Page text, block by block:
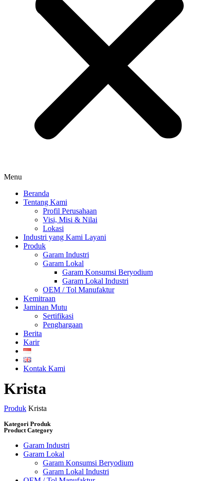
Menu
Beranda
Tentang Kami
Profil Perusahaan
Visi, Misi & Nilai
Lokasi
Industri yang Kami Layani
Produk
Garam Industri
Garam Lokal
Garam Konsumsi Beryodium
Garam Lokal Industri
OEM / Tol Manufaktur
Kemitraan
Jaminan Mutu
Sertifikasi
Penghargaan
Berita
Karir
Kontak Kami
Krista
Produk Krista
Kategori Produk
Product Category
Garam Industri
Garam Lokal
Garam Konsumsi Beryodium
Garam Lokal Industri